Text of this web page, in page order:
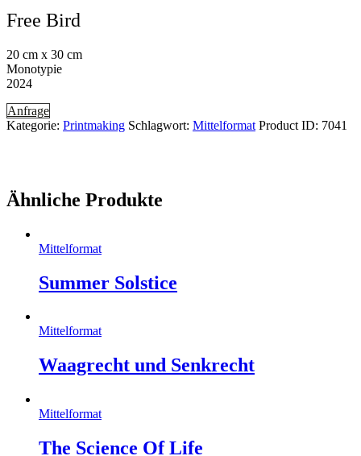
Free Bird
20 cm x 30 cm
Monotypie
2024
Anfrage
Kategorie: Printmaking Schlagwort: Mittelformat Product ID: 7041
Ähnliche Produkte
Mittelformat
Summer Solstice
Mittelformat
Waagrecht und Senkrecht
Mittelformat
The Science Of Life